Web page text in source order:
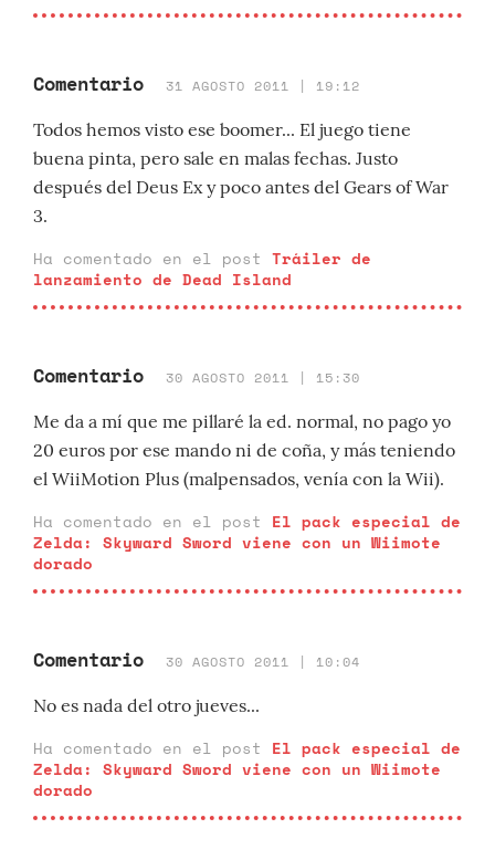
Comentario 31 AGOSTO 2011 | 19:12
Todos hemos visto ese boomer... El juego tiene
buena pinta, pero sale en malas fechas. Justo
después del Deus Ex y poco antes del Gears of War
3.
Ha comentado en el post Tráiler de
lanzamiento de Dead Island
Comentario 30 AGOSTO 2011 | 15:30
Me da a mí que me pillaré la ed. normal, no pago yo
20 euros por ese mando ni de coña, y más teniendo
el WiiMotion Plus (malpensados, venía con la Wii).
Ha comentado en el post El pack especial de
Zelda: Skyward Sword viene con un Wiimote
dorado
Comentario 30 AGOSTO 2011 | 10:04
No es nada del otro jueves...
Ha comentado en el post El pack especial de
Zelda: Skyward Sword viene con un Wiimote
dorado